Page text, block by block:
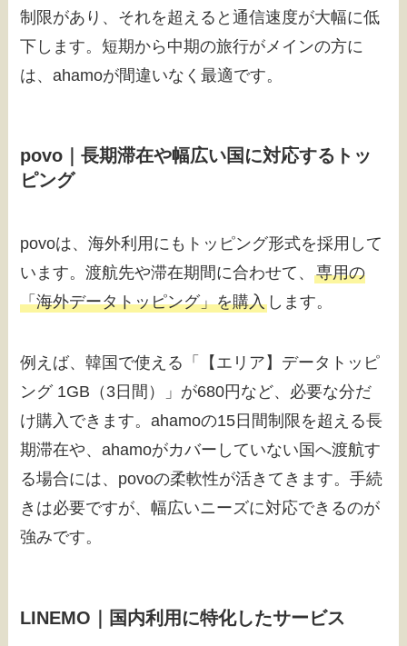
制限があり、それを超えると通信速度が大幅に低
下します。短期から中期の旅行がメインの方に
は、ahamoが間違いなく最適です。
povo｜長期滞在や幅広い国に対応するトッ
ピング
povoは、海外利用にもトッピング形式を採用して
います。渡航先や滞在期間に合わせて、専用の
「海外データトッピング」を購入 します。
例えば、韓国で使える「【エリア】データトッピ
ング 1GB（3日間）」が680円など、必要な分だ
け購入できます。ahamoの15日間制限を超える長
期滞在や、ahamoがカバーしていない国へ渡航す
る場合には、povoの柔軟性が活きてきます。手続
きは必要ですが、幅広いニーズに対応できるのが
強みです。
LINEMO｜国内利用に特化したサービス